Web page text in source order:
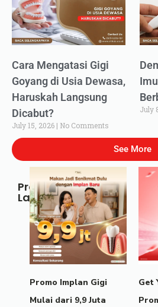
Cara Mengatasi Gigi
Goyang di Usia Dewasa,
Haruskah Langsung
Dicabut?
July 15, 2026 No Comments
July
See More
Promo
Lainnya
Promo Implan Gigi
Mulai dari 9,9 Juta
Get